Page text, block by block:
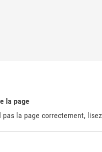
la page
la page correctement,